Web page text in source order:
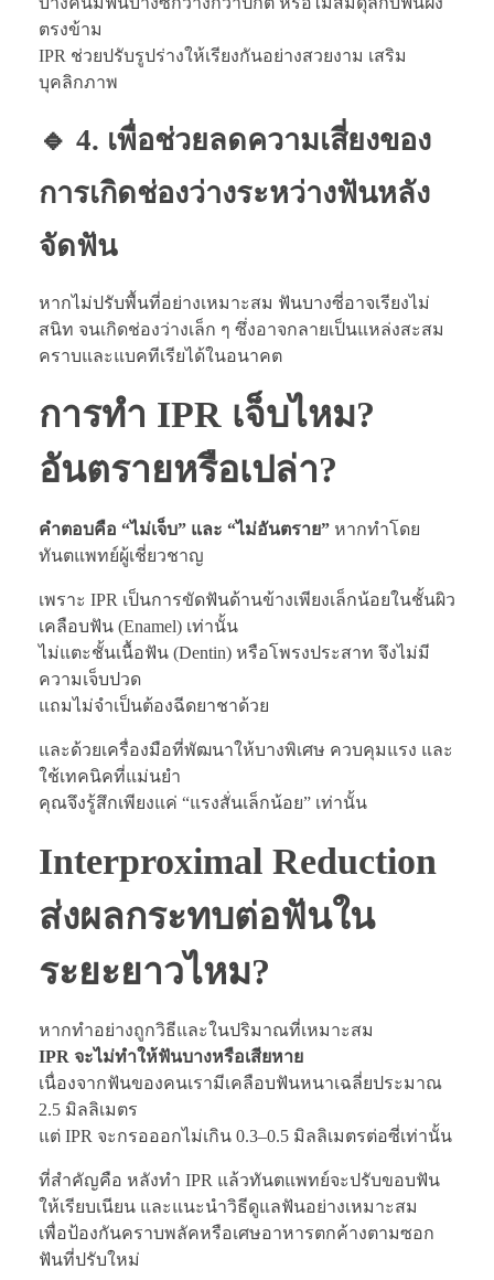
ตรงข้าม
IPR ช่วยปรับรูปร่างให้เรียงกันอย่างสวยงาม เสริม
บุคลิกภาพ
🔹 4. เพื่อช่วยลดความเสี่ยงของ
การเกิดช่องว่างระหว่างฟันหลัง
จัดฟัน
หากไม่ปรับพื้นที่อย่างเหมาะสม ฟันบางซี่อาจเรียงไม่
สนิท จนเกิดช่องว่างเล็ก ๆ ซึ่งอาจกลายเป็นแหล่งสะสม
คราบและแบคทีเรียได้ในอนาคต
การทำ IPR เจ็บไหม?
อันตรายหรือเปล่า?
คำตอบคือ “ไม่เจ็บ” และ “ไม่อันตราย” หากทำโดย
ทันตแพทย์ผู้เชี่ยวชาญ
เพราะ IPR เป็นการขัดฟันด้านข้างเพียงเล็กน้อยในชั้นผิว
เคลือบฟัน (Enamel) เท่านั้น
ไม่แตะชั้นเนื้อฟัน (Dentin) หรือโพรงประสาท จึงไม่มี
ความเจ็บปวด
แถมไม่จำเป็นต้องฉีดยาชาด้วย
และด้วยเครื่องมือที่พัฒนาให้บางพิเศษ ควบคุมแรง และ
ใช้เทคนิคที่แม่นยำ
คุณจึงรู้สึกเพียงแค่ “แรงสั่นเล็กน้อย” เท่านั้น
Interproximal Reduction
ส่งผลกระทบต่อฟันใน
ระยะยาวไหม?
หากทำอย่างถูกวิธีและในปริมาณที่เหมาะสม
IPR จะไม่ทำให้ฟันบางหรือเสียหาย
เนื่องจากฟันของคนเรามีเคลือบฟันหนาเฉลี่ยประมาณ
2.5 มิลลิเมตร
แต่ IPR จะกรอออกไม่เกิน 0.3–0.5 มิลลิเมตรต่อซี่เท่านั้น
ที่สำคัญคือ หลังทำ IPR แล้วทันตแพทย์จะปรับขอบฟัน
ให้เรียบเนียน และแนะนำวิธีดูแลฟันอย่างเหมาะสม
เพื่อป้องกันคราบพลัคหรือเศษอาหารตกค้างตามซอก
ฟันที่ปรับใหม่